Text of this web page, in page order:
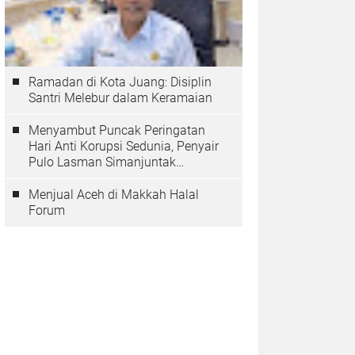
Ramadan di Kota Juang: Disiplin
Santri Melebur dalam Keramaian
Menyambut Puncak Peringatan
Hari Anti Korupsi Sedunia, Penyair
Pulo Lasman Simanjuntak
Korupsi di Indonesia
Menjual Aceh di Makkah Halal
Forum